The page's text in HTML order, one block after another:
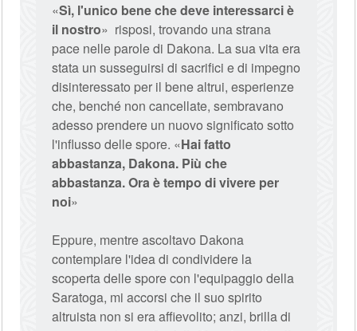
«Sì, l'unico bene che deve interessarci è
il nostro» risposi, trovando una strana
pace nelle parole di Dakona. La sua vita era
stata un susseguirsi di sacrifici e di impegno
disinteressato per il bene altrui, esperienze
che, benché non cancellate, sembravano
adesso prendere un nuovo significato sotto
l'influsso delle spore. «Hai fatto
abbastanza, Dakona. Più che
abbastanza. Ora è tempo di vivere per
noi»
Eppure, mentre ascoltavo Dakona
contemplare l'idea di condividere la
scoperta delle spore con l'equipaggio della
Saratoga, mi accorsi che il suo spirito
altruista non si era affievolito; anzi, brilla di